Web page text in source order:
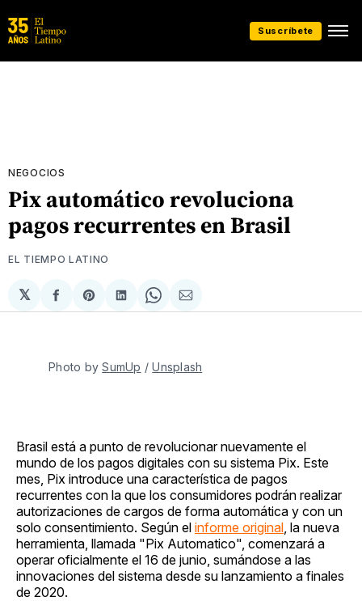
Suscríbete
NEGOCIOS
Pix automático revoluciona
pagos recurrentes en Brasil
EL TIEMPO LATINO
𝕏
Compartir
en
Share
on
Compartir
en
Share
on
Compartir
via
Photo by SumUp / Unsplash
Brasil está a punto de revolucionar nuevamente el
mundo de los pagos digitales con su sistema Pix. Este
mes, Pix introduce una característica de pagos
recurrentes con la que los consumidores podrán realizar
autorizaciones de cargos de forma automática y con un
solo consentimiento. Según el informe original , la nueva
herramienta, llamada "Pix Automatico", comenzará a
operar oficialmente el 16 de junio, sumándose a las
innovaciones del sistema desde su lanzamiento a finales
de 2020.